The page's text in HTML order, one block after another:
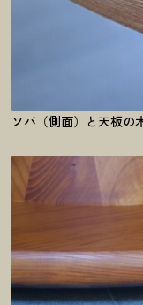
ソバ（側面）と天板の